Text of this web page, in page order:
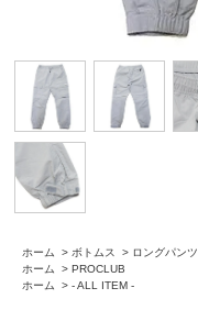
ホーム > ボトムス > ロングパンツ
ホーム
> PROCLUB
ホーム
> - ALL ITEM -